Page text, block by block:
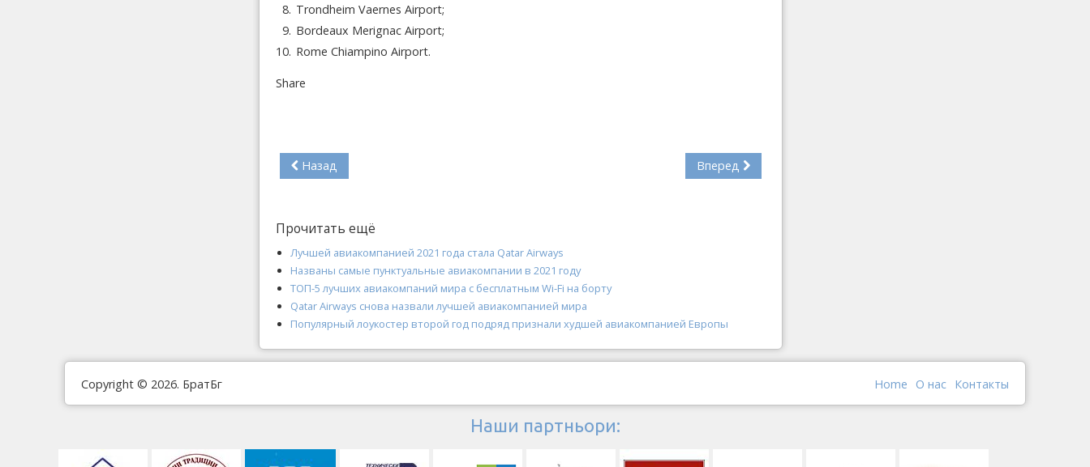
Trondheim Vaernes Airport;
Bordeaux Merignac Airport;
Rome Chiampino Airport.
Share
Назад Вперед
Прочитать ещё
Лучшей авиакомпанией 2021 года стала Qatar Airways
Названы самые пунктуальные авиакомпании в 2021 году
ТОП-5 лучших авиакомпаний мира с бесплатным Wi-Fi на борту
Qatar Airways снова назвали лучшей авиакомпанией мира
Популярный лоукостер второй год подряд признали худшей авиакомпанией Европы
Copyright © 2026. БратБг Контакты
О наc
Home
Наши партньори: